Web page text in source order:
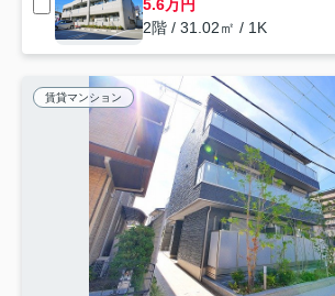
5.6万円
2階 / 31.02㎡ / 1K
賃貸マンション